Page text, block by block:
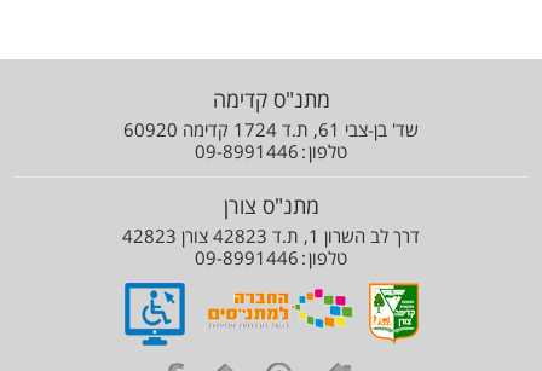
מתנ"ס קדימה
שד' בן-צבי 61, ת.ד 1724 קדימה 60920
טלפון 09-8991446
מתנ"ס צורן
דרך לב השרון 1, ת.ד 42823 צורן 42823
טלפון 09-8991446